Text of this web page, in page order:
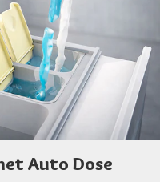
Auto Dose